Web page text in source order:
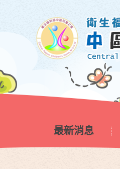
區
塊
最新消息